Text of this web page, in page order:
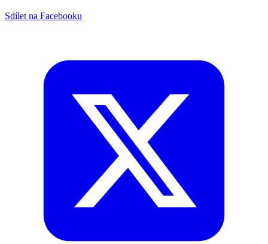
Sdílet na Facebooku